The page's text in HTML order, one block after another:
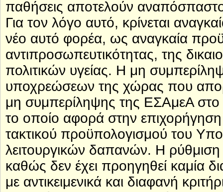
παθήσεις αποτελούν
Για τον λόγο αυτό, κρίνεται
νέο αυτό φορέα, ως αναγκαία
αντιπροσωπευτικότητας, της
πολιτικών υγείας. Η μη
υποχρεώσεων της χώρας που
μη συμπερίληψης της ΕΣΑμεΑ
το οποίο αφορά στην
τακτικού προϋπολογισμού του
λειτουργικών δαπανών. Η ρύθμιση
καθώς δεν έχει προηγηθεί καμία
με αντικειμενικά και διαφανή